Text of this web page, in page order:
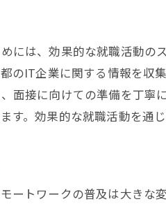
最新技術の習得とその活
専門家からのフィード
就職エージェントの活用
東京都のプログラマ就職市
企業の成長性と安定性の
には、効果的な就職活動
のIT企業に関する情報を収
面接に向けての準備を丁
す。効果的な就職活動を通
ートワークの普及は大き